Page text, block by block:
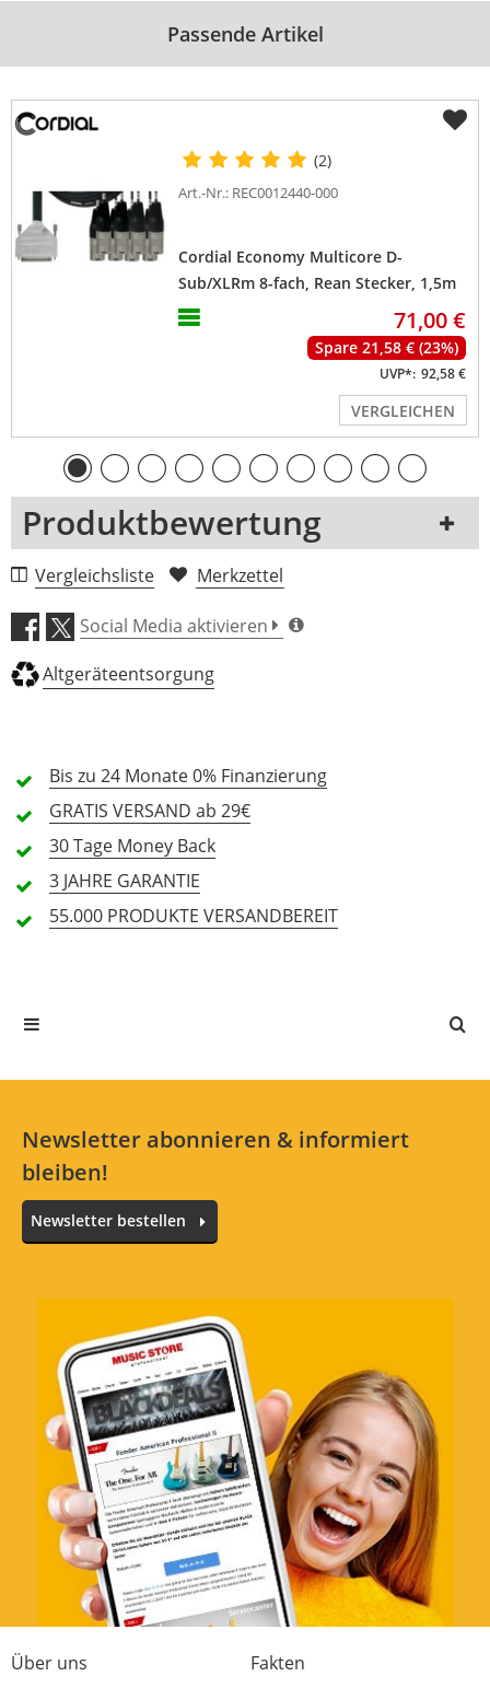
Passende Artikel
(2)
Art.-Nr.: REC0012440-000
Cordial Economy Multicore D-
Sub/XLRm 8-fach, Rean Stecker, 1,5m
71,00 €
Spare 21,58 € (23%)
UVP*: 92,58 €
VERGLEICHEN
Produktbewertung
1 Rezension
5 Sterne
4 Sterne
3 Sterne
Alle Sprachen
In deiner Sprache gibt es noch keine Textbewertungen.
Vergleichsliste Merkzettel
Social Media aktivieren
Altgeräteentsorgung
Bis zu 24 Monate0% Finanzierung
GRATIS VERSAND ab 29€
30 Tage Money Back
3 JAHRE GARANTIE
55.000 PRODUKTE VERSANDBEREIT
Newsletter abonnieren & informiert
bleiben!
Newsletter bestellen
Über uns
Fakten